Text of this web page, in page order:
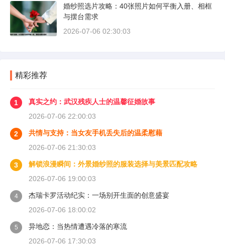
婚纱照选片攻略：40张照片如何平衡入册、相框
与摆台需求
2026-07-06 02:30:03
精彩推荐
1
真实之约：武汉残疾人士的温馨征婚故事
2026-07-06 22:00:03
2
共情与支持：当女友手机丢失后的温柔慰藉
2026-07-06 21:30:03
3
解锁浪漫瞬间：外景婚纱照的服装选择与美景匹配攻略
2026-07-06 19:00:03
4
杰瑞卡罗活动纪实：一场别开生面的创意盛宴
2026-07-06 18:00:02
5
异地恋：当热情遭遇冷落的寒流
2026-07-06 17:30:03